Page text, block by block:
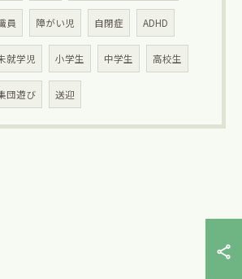
員 障がい児 自閉症 ADHD
就学児 小学生 中学生 高校生
団遊び 送迎